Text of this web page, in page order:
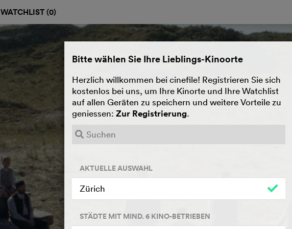
WATCHLIST (0)
Bitte wählen Sie Ihre Lieblings-Kinoorte
Herzlich willkommen bei cinefile! Registrieren Sie sich
kostenlos bei uns, um Ihre Kinorte und Ihre Watchlist
auf allen Geräten zu speichern und weitere Vorteile zu
geniessen: Zur Registrierung.
AKTUELLE AUSWAHL
Zürich
STÄDTE MIT MIND. 6 KINO-BETRIEBEN